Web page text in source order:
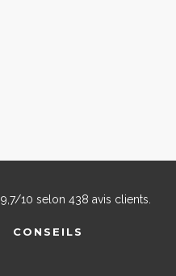
9,7/10 selon 438 avis clients.
CONSEILS